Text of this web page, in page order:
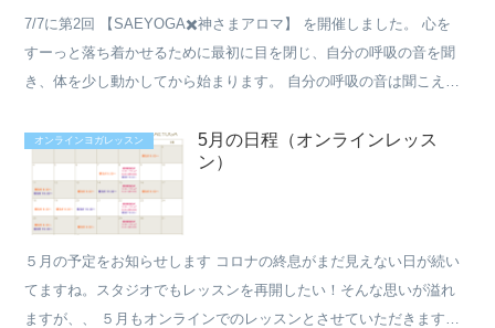
7/7に第2回 【SAEYOGA✖️神さまアロマ】 を開催しました。 心を
すーっと落ち着かせるために最初に目を閉じ、自分の呼吸の音を聞
き、体を少し動かしてから始まります。 自分の呼吸の音は聞こえ
オンラインヨガレッスン
5月の日程（オンラインレッス
ン）
５月の予定をお知らせします コロナの終息がまだ見えない日が続い
てますね。スタジオでもレッスンを再開したい！そんな思いが溢れ
ますが、、 ５月もオンラインでのレッスンとさせていただきます。